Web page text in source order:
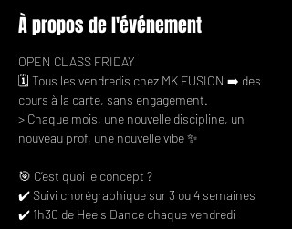
À propos de l'événement
OPEN CLASS FRIDAY
🗓 Tous les vendredis chez MK FUSION ➡️ des
cours à la carte, sans engagement.
> Chaque mois, une nouvelle discipline, un
nouveau prof, une nouvelle vibe ✨
🎯 C’est quoi le concept ?
✔️ Suivi chorégraphique sur 3 ou 4 semaines
✔️ 1h30 de Heels Dance chaque vendredi